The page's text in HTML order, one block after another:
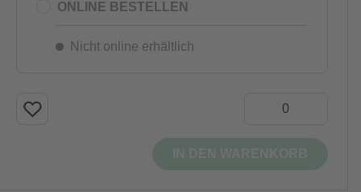
ONLINE BESTELLEN
Nicht online erhältlich